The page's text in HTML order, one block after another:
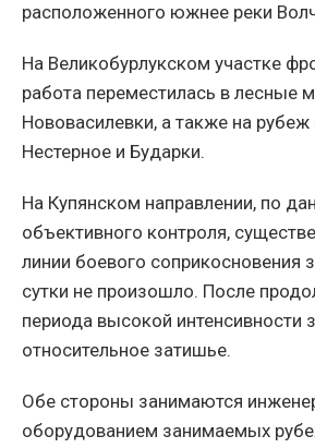
расположенного южнее реки
На Великобурлукском участке
работа переместилась в лесные
Нововасилевки, а также на
Нестерное и Бударки.
На Купянском направлении, по
объективного контроля,
линии боевого соприкосновения
сутки не произошло. После
периода высокой интенсивности
относительное затишье.
Обе стороны занимаются
оборудованием занимаемых